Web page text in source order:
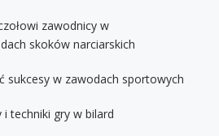
zawodnicy w
skoków narciarskich
sukcesy w zawodach sportowych
i techniki gry w bilard